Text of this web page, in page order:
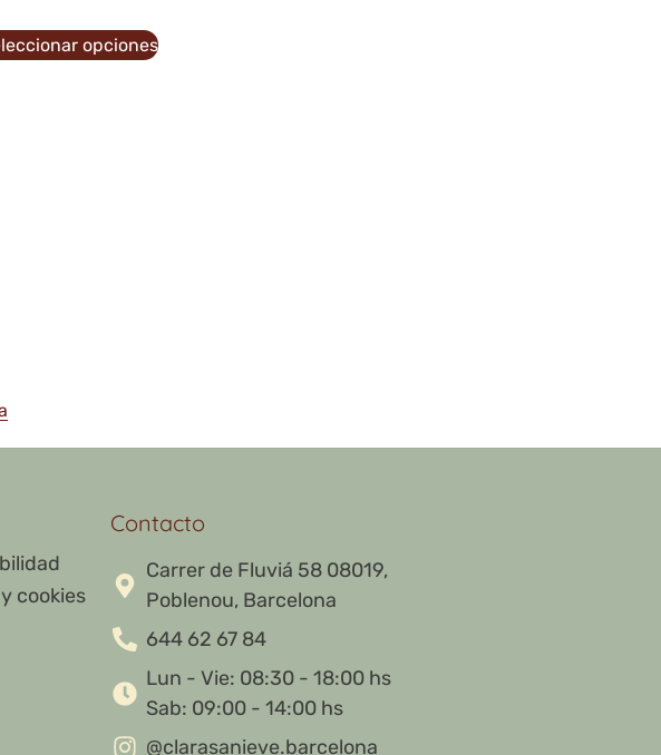
opciones
cookies
Contacto
Carrer de Fluviá 58 08019,
Poblenou, Barcelona
644 62 67 84
Lun - Vie: 08:30 - 18:00 hs
Sab: 09:00 - 14:00 hs
@clarasanieve.barcelona